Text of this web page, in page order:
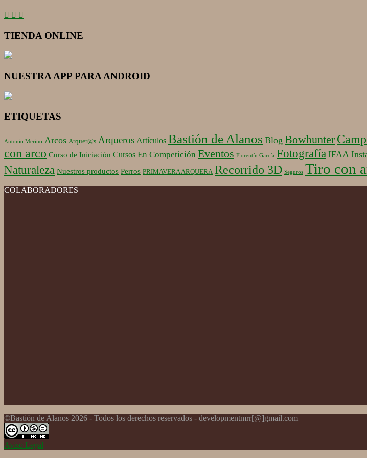
TIENDA ONLINE
NUESTRA APP PARA ANDROID
ETIQUETAS
Antonio Merino Arcos Arquer@s Arqueros Artículos Bastión de Alanos Blog Bowhunter
con arco Curso de Iniciación Cursos En Competición Eventos Florentín García Fotografía IFAA
Naturaleza Nuestros productos Perros PRIMAVERA ARQUERA Recorrido 3D Seguros Tiro con
COLABORADORES
©Bastión de Alanos 2026 - Todos los derechos reservados - developmentmrr[@]gmail.com
Aviso Legal